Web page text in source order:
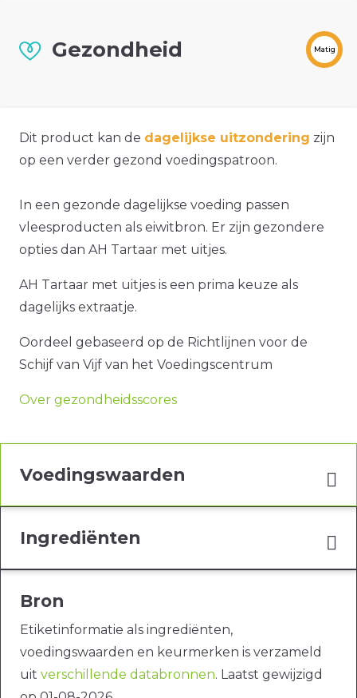
Gezondheid Matig
Dit product kan de dagelijkse uitzondering zijn
op een verder gezond voedingspatroon.
In een gezonde dagelijkse voeding passen
vleesproducten als eiwitbron. Er zijn gezondere
opties dan AH Tartaar met uitjes.
AH Tartaar met uitjes is een prima keuze als
dagelijks extraatje.
Oordeel gebaseerd op de Richtlijnen voor de
Schijf van Vijf van het Voedingscentrum
Over gezondheidsscores
Voedingswaarden
Ingrediënten
Bron
Etiketinformatie als ingrediënten,
voedingswaarden en keurmerken is verzameld
uit verschillende databronnen. Laatst gewijzigd